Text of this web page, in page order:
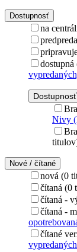
Dostupnosť
na
Nivy
Nové / čítané
nová (0
čítaná (0
čítaná -
čítaná -
čítané